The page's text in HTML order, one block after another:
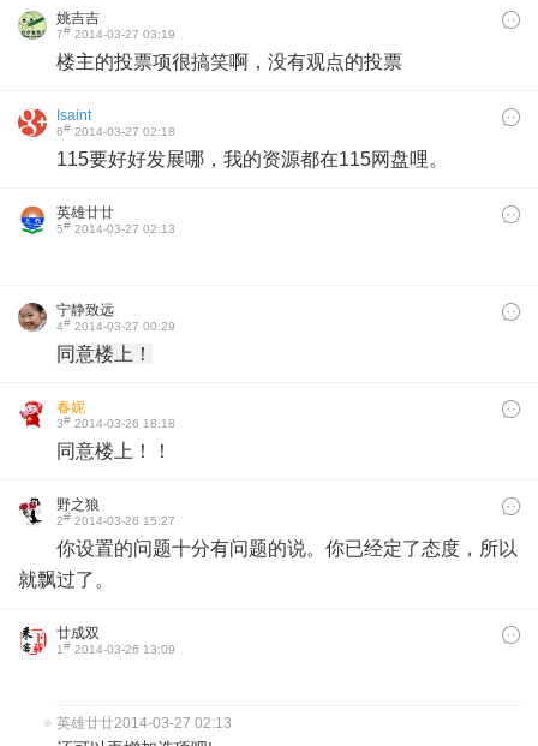
姚吉吉
7# 2014-03-27 03:19
楼主的投票项很搞笑啊，没有观点的投票
Isaint
6# 2014-03-27 02:18
115要好好发展哪，我的资源都在115网盘哩。​
英雄廿廿
5# 2014-03-27 02:13
宁静致远
4# 2014-03-27 00:29
同意楼上！
春妮
3# 2014-03-26 18:18
同意楼上！！​
野之狼
2# 2014-03-26 15:27
你设置的问题十分有问题的说。你已经定了态度，所以
就飘过了。
廿成双
1# 2014-03-26 13:09
英雄廿廿2014-03-27 02:13